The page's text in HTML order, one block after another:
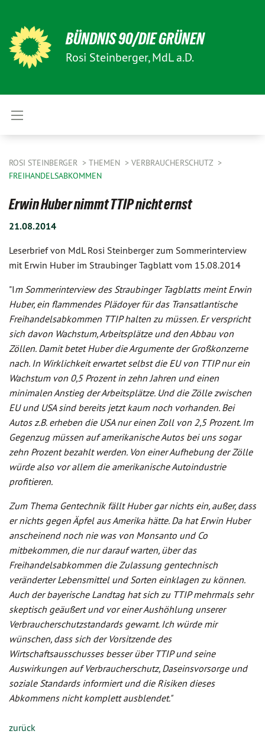
BÜNDNIS 90/DIE GRÜNEN
Rosi Steinberger, MdL a.D.
ROSI STEINBERGER THEMEN
VERBRAUCHERSCHUTZ
FREIHANDELSABKOMMEN
Erwin Huber nimmt TTIP nicht ernst
21.08.2014
Leserbrief von MdL Rosi Steinberger zum Sommerinterview
mit Erwin Huber im Straubinger Tagblatt vom 15.08.2014
"Im Sommerinterview des Straubinger Tagblatts meint Erwin
Huber, ein flammendes Plädoyer für das Transatlantische
Freihandelsabkommen TTIP halten zu müssen. Er verspricht
sich davon Wachstum, Arbeitsplätze und den Abbau von
Zöllen. Damit betet Huber die Argumente der Großkonzerne
nach. In Wirklichkeit erwartet selbst die EU von TTIP nur ein
Wachstum von 0,5 Prozent in zehn Jahren und einen
minimalen Anstieg der Arbeitsplätze. Und die Zölle zwischen
EU und USA sind bereits jetzt kaum noch vorhanden. Bei
Autos z.B. erheben die USA nur einen Zoll von 2,5 Prozent. Im
Gegenzug müssen auf amerikanische Autos bei uns sogar
zehn Prozent bezahlt werden. Von einer Aufhebung der Zölle
würde also vor allem die amerikanische Autoindustrie
profitieren.
Zum Thema Gentechnik fällt Huber gar nichts ein, außer, dass
er nichts gegen Äpfel aus Amerika hätte. Da hat Erwin Huber
anscheinend noch nie was von Monsanto und Co
mitbekommen, die nur darauf warten, über das
Freihandelsabkommen die Zulassung gentechnisch
veränderter Lebensmittel und Sorten einklagen zu können.
Auch der bayerische Landtag hat sich zu TTIP mehrmals sehr
skeptisch geäußert und vor einer Aushöhlung unserer
Verbraucherschutzstandards gewarnt. Ich würde mir
wünschen, dass sich der Vorsitzende des
Wirtschaftsausschusses besser über TTIP und seine
Auswirkungen auf Verbraucherschutz, Daseinsvorsorge und
soziale Standards informiert und die Risiken dieses
Abkommens nicht komplett ausblendet."
zurück